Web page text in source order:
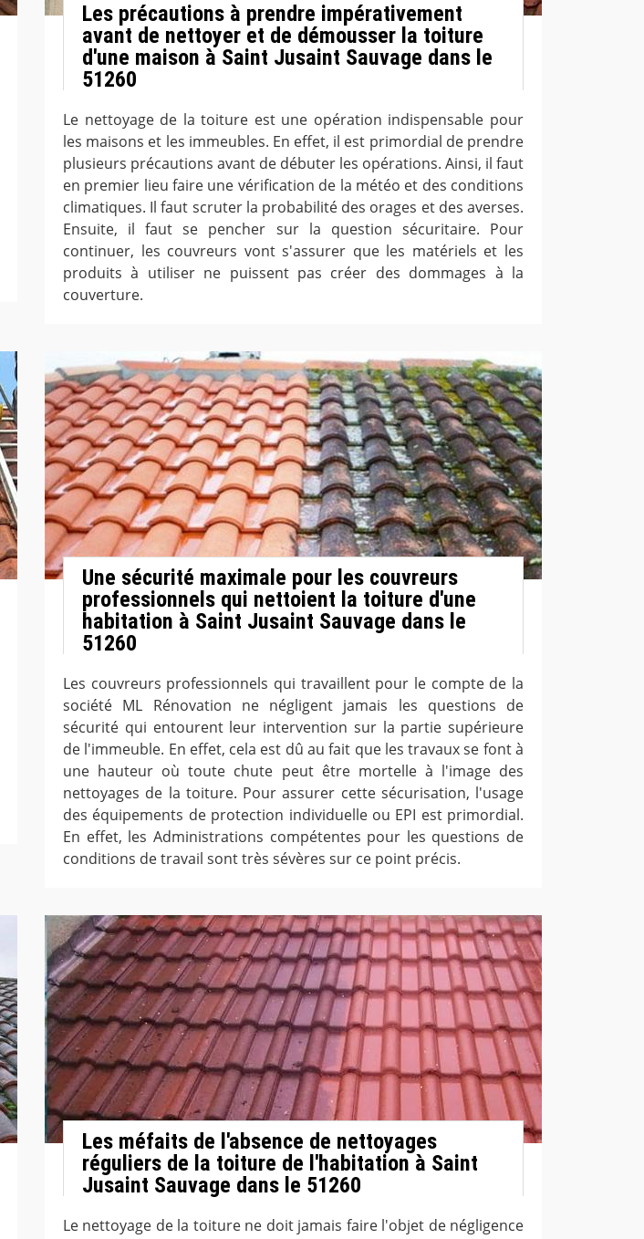
Les précautions à prendre impérativement
avant de nettoyer et de démousser la toiture
d'une maison à Saint Jusaint Sauvage dans le
51260
Le nettoyage de la toiture est une opération indispensable pour
les maisons et les immeubles. En effet, il est primordial de prendre
plusieurs précautions avant de débuter les opérations. Ainsi, il faut
en premier lieu faire une vérification de la météo et des conditions
climatiques. Il faut scruter la probabilité des orages et des averses.
Ensuite, il faut se pencher sur la question sécuritaire. Pour
continuer, les couvreurs vont s'assurer que les matériels et les
produits à utiliser ne puissent pas créer des dommages à la
couverture.
Une sécurité maximale pour les couvreurs
professionnels qui nettoient la toiture d'une
habitation à Saint Jusaint Sauvage dans le
51260
Les couvreurs professionnels qui travaillent pour le compte de la
société ML Rénovation ne négligent jamais les questions de
sécurité qui entourent leur intervention sur la partie supérieure
de l'immeuble. En effet, cela est dû au fait que les travaux se font à
une hauteur où toute chute peut être mortelle à l'image des
nettoyages de la toiture. Pour assurer cette sécurisation, l'usage
des équipements de protection individuelle ou EPI est primordial.
En effet, les Administrations compétentes pour les questions de
conditions de travail sont très sévères sur ce point précis.
Les méfaits de l'absence de nettoyages
réguliers de la toiture de l'habitation à Saint
Jusaint Sauvage dans le 51260
Le nettoyage de la toiture ne doit jamais faire l'objet de négligence